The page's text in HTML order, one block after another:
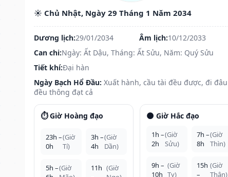
☀️ Chủ Nhật, Ngày 29 Tháng 1 Năm 2034
Dương lịch:29/01/2034 Âm lịch:10/12/2033
Can chi:Ngày: Ất Dậu, Tháng: Ất Sửu, Năm: Quý Sửu
Tiết khí:Đại hàn
Ngày Bạch Hổ Đầu: Xuất hành, cầu tài đều được, đi đâu
đều thông đạt cả
⏱️ Giờ Hoàng đạo
23h –
0h
(Giờ
Tí)
3h –
4h
(Giờ
Dần)
5h –(Giờ
11h (Giờ
🌑 Giờ Hắc đạo
1h –
2h
(Giờ
Sửu)
7h –
8h
(Giờ
Thìn)
9h –
10h
(Giờ
Tỵ)
15h
–
(Giờ
Thân)